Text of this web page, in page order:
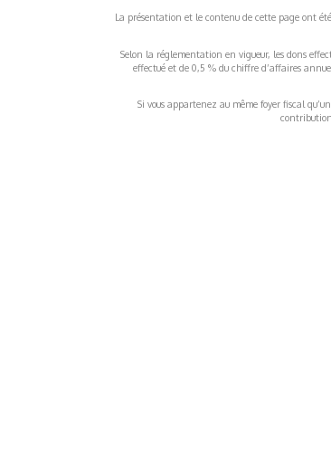
La présentation et le contenu de cette page ont
Selon la réglementation en vigueur, les dons
effectué et de 0,5 % du chiffre d’affaires
Si vous appartenez au même foyer fiscal